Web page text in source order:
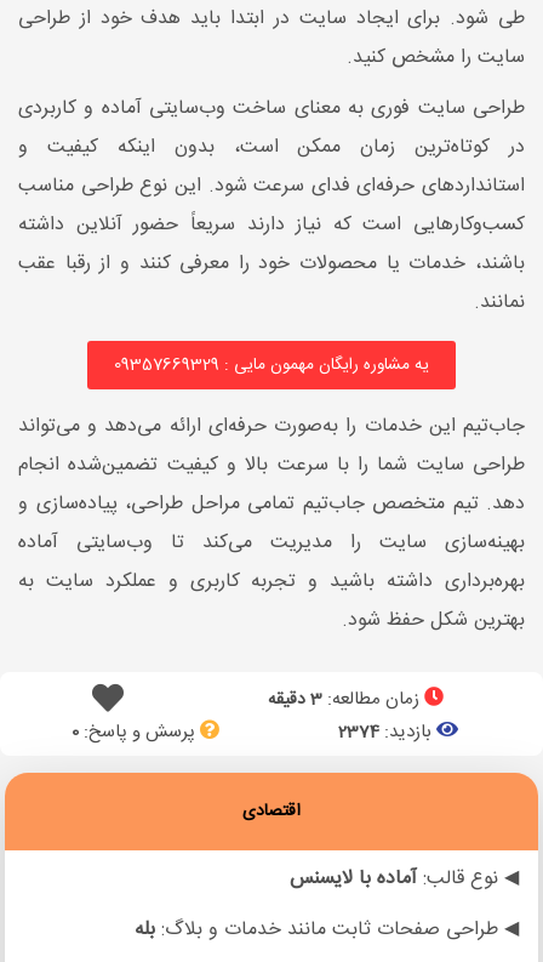
طی شود. برای ایجاد سایت در ابتدا باید هدف خود از طراحی
سایت را مشخص کنید.
طراحی سایت فوری به معنای ساخت وب‌سایتی آماده و کاربردی
در کوتاه‌ترین زمان ممکن است، بدون اینکه کیفیت و
استانداردهای حرفه‌ای فدای سرعت شود. این نوع طراحی مناسب
کسب‌وکارهایی است که نیاز دارند سریعاً حضور آنلاین داشته
باشند، خدمات یا محصولات خود را معرفی کنند و از رقبا عقب
نمانند.
یه مشاوره رایگان مهمون مایی : 09357669329
جاب‌تیم این خدمات را به‌صورت حرفه‌ای ارائه می‌دهد و می‌تواند
طراحی سایت شما را با سرعت بالا و کیفیت تضمین‌شده انجام
دهد. تیم متخصص جاب‌تیم تمامی مراحل طراحی، پیاده‌سازی و
بهینه‌سازی سایت را مدیریت می‌کند تا وب‌سایتی آماده
بهره‌برداری داشته باشید و تجربه کاربری و عملکرد سایت به
بهترین شکل حفظ شود.
زمان مطالعه: 3 دقیقه
بازدید: 2374 پرسش و پاسخ:0
اقتصادی
◀ نوع قالب:آماده با لایسنس
◀ طراحی صفحات ثابت مانند خدمات و بلاگ:بله